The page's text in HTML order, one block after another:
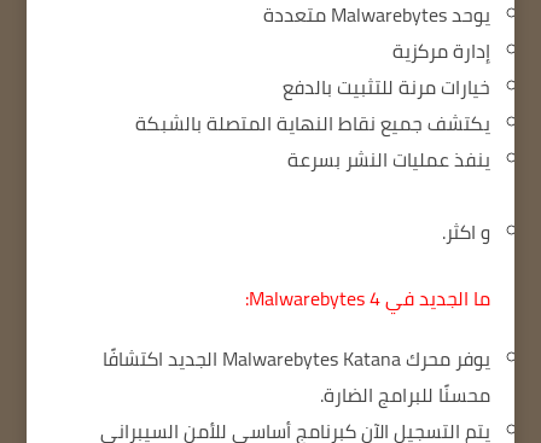
يوحد Malwarebytes متعددة
إدارة مركزية
خيارات مرنة للتثبيت بالدفع
يكتشف جميع نقاط النهاية المتصلة بالشبكة
ينفذ عمليات النشر بسرعة
و اكثر.
ما الجديد في Malwarebytes 4:
يوفر محرك Malwarebytes Katana الجديد اكتشافًا
محسنًا للبرامج الضارة.
يتم التسجيل الآن كبرنامج أساسي للأمن السيبراني